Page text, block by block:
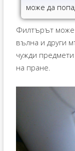
може да
Филтърът може
вълна и други
чужди
на пране.